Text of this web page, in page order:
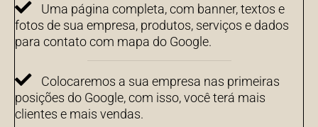
Uma página completa, com banner, textos e
fotos de sua empresa, produtos, serviços e dados
para contato com mapa do Google.
Colocaremos a sua empresa nas primeiras
posições do Google, com isso, você terá mais
clientes e mais vendas.